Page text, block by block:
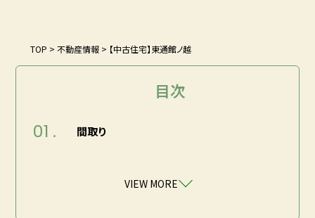
TOP > 不動産情報> 【中古住宅】東通館ノ越
目次
01 . 間取り
VIEW MORE